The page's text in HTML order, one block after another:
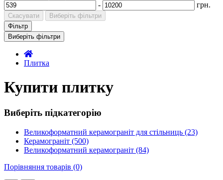
-
грн.
Скасувати
Виберіть фільтри
Фільтр
Виберіть фільтри
Плитка
Купити плитку
Виберіть підкатегорію
Великоформатний керамограніт для стільниць (23)
Керамограніт (500)
Великоформатний керамограніт (84)
Порівняння товарів (0)